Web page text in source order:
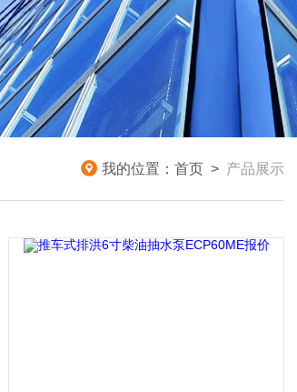
我的位置： 首页 > 产品展示